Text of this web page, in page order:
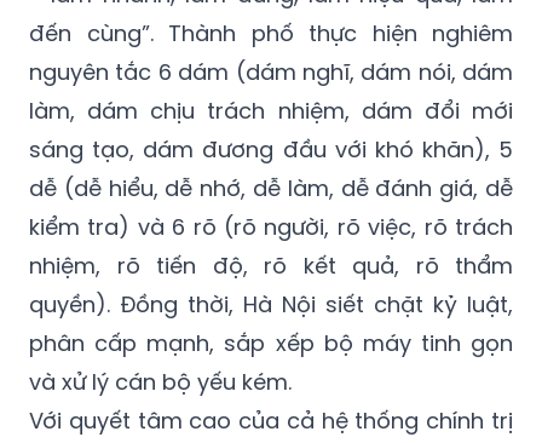
đến cùng”. Thành phố thực hiện nghiêm
nguyên tắc 6 dám (dám nghĩ, dám nói, dám
làm, dám chịu trách nhiệm, dám đổi mới
sáng tạo, dám đương đầu với khó khăn), 5
dễ (dễ hiểu, dễ nhớ, dễ làm, dễ đánh giá, dễ
kiểm tra) và 6 rõ (rõ người, rõ việc, rõ trách
nhiệm, rõ tiến độ, rõ kết quả, rõ thẩm
quyền). Đồng thời, Hà Nội siết chặt kỷ luật,
phân cấp mạnh, sắp xếp bộ máy tinh gọn
và xử lý cán bộ yếu kém.
Với quyết tâm cao của cả hệ thống chính trị